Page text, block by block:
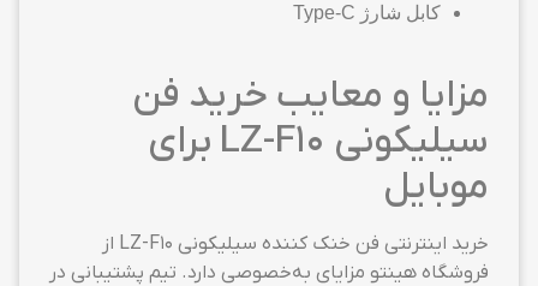
کابل شارژ Type-C
مزایا و معایب خرید فن
سیلیکونی LZ-F10 برای
موبایل
خرید اینترنتی فن خنک کننده سیلیکونی LZ-F10 از
فروشگاه هینتو مزایای به‌خصوصی دارد. تیم پشتیبانی در